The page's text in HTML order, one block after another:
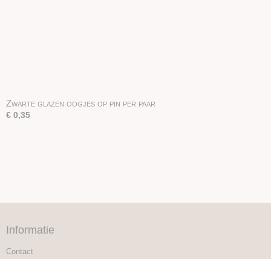
Zwarte glazen oogjes op pin per paar
€ 0,35
Informatie
Contact